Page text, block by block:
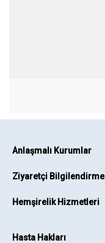
Anlaşmalı Kurumlar
Ziyaretçi Bilgilendirme
Hemşirelik Hizmetleri
Hasta Hakları